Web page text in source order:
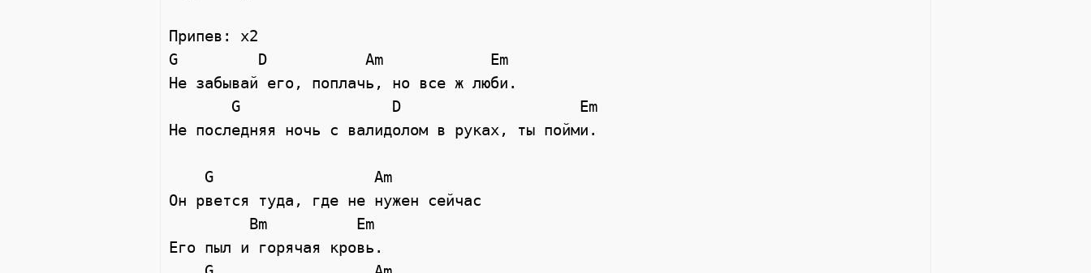
Припев: x2
G         D           Am            Em
Не забывай его, поплачь, но все ж люби.
Не последняя ночь с валидолом в руках, ты пойми.
Он рвется туда, где не нужен сейчас
Его пыл и горячая кровь.